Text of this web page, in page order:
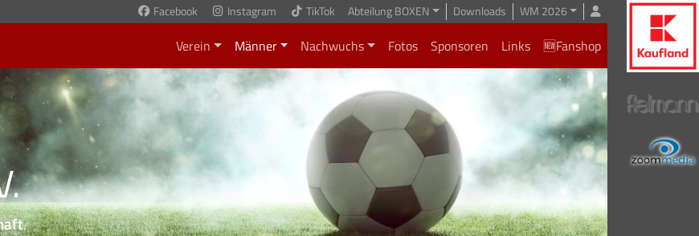
Facebook Instagram TikTok Abteilung BOXEN Downloads WM 2026
Verein Männer Nachwuchs Fotos Sponsoren Links 🆕Fanshop
.